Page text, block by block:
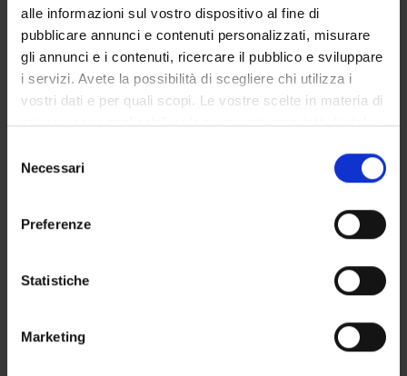
alle informazioni sul vostro dispositivo al fine di
pubblicare annunci e contenuti personalizzati, misurare
gli annunci e i contenuti, ricercare il pubblico e sviluppare
i servizi. Avete la possibilità di scegliere chi utilizza i
vostri dati e per quali scopi. Le vostre scelte in materia di
privacy sono applicabili solo su questa proprietà digitale
modificare o revocare il proprio consenso in qualsiasi
momento dalla Dichiarazione sui cookie o facendo clic
raccogliere informazioni sulla tua posizione
geografica, con un'approssimazione di qualche
Identificare il tuo dispositivo, scansionandolo
delNecessari
Preferenze
Statistiche
Marketing
DEPARTMENT FACILITIES
RESEARCH LABORATORIES
RESEARCH CENTRES